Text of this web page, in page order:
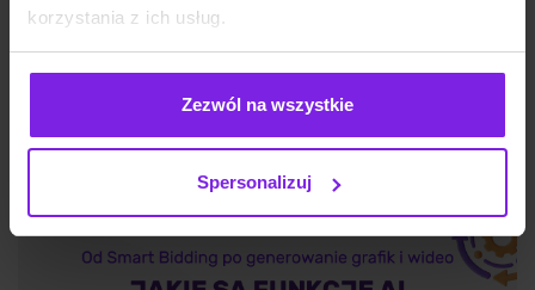
korzystania z ich usług.
Zezwól na wszystkie
Spersonalizuj
SEO Wojciech Wabno